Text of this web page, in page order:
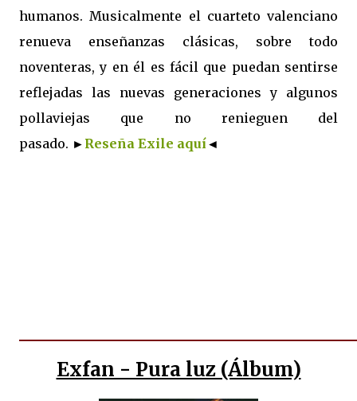
humanos. Musicalmente el cuarteto valenciano
renueva enseñanzas clásicas, sobre todo
noventeras, y en él es fácil que puedan sentirse
reflejadas las nuevas generaciones y algunos
pollaviejas que no renieguen del
pasado. ► Reseña Exile aquí◄
Exfan - Pura luz (Álbum)